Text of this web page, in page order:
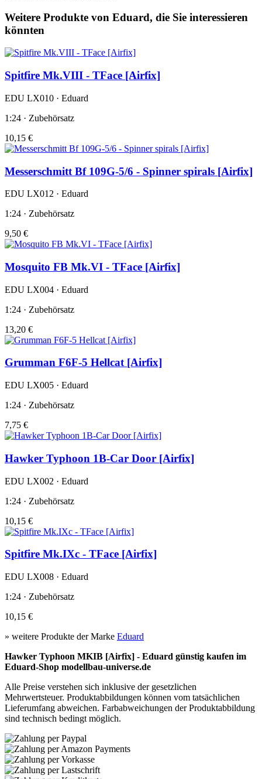
Weitere Produkte von Eduard, die Sie interessieren
könnten
Spitfire Mk.VIII - TFace [Airfix]
EDU LX010 · Eduard
1:24 · Zubehörsatz
10,15 €
Messerschmitt Bf 109G-5/6 - Spinner spirals [Airfix]
EDU LX012 · Eduard
1:24 · Zubehörsatz
9,50 €
Mosquito FB Mk.VI - TFace [Airfix]
EDU LX004 · Eduard
1:24 · Zubehörsatz
13,20 €
Grumman F6F-5 Hellcat [Airfix]
EDU LX005 · Eduard
1:24 · Zubehörsatz
7,75 €
Hawker Typhoon 1B-Car Door [Airfix]
EDU LX002 · Eduard
1:24 · Zubehörsatz
10,15 €
Spitfire Mk.IXc - TFace [Airfix]
EDU LX008 · Eduard
1:24 · Zubehörsatz
10,15 €
» weitere Produkte der Marke Eduard
Hawker Typhoon MKIB [Airfix] - Eduard günstig kaufen im
Eduard-Shop modellbau-universe.de
Alle Preise verstehen sich inklusive der gesetzlichen
Mehrwertsteuer. Produktabbildungen können vom tatsächlichen
Lieferumfang abweichen. Farbabweichungen der Produktabbildung
sind technisch bedingt möglich.